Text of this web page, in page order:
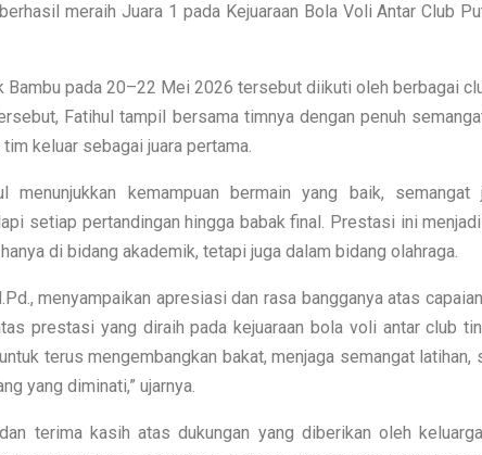
meraih Juara 1 pada Kejuaraan Bola Voli Antar Club
Bambu pada 20–22 Mei 2026 tersebut diikuti oleh berbagai
Fatihul tampil bersama timnya dengan penuh
keluar sebagai juara pertama.
menunjukkan kemampuan bermain yang baik,
setiap pertandingan hingga babak final. Prestasi ini
di bidang akademik, tetapi juga dalam bidang olahraga.
menyampaikan apresiasi dan rasa bangganya atas
prestasi yang diraih pada kejuaraan bola voli antar club
terus mengembangkan bakat, menjaga semangat latihan,
yang diminati,” ujarnya.
terima kasih atas dukungan yang diberikan oleh